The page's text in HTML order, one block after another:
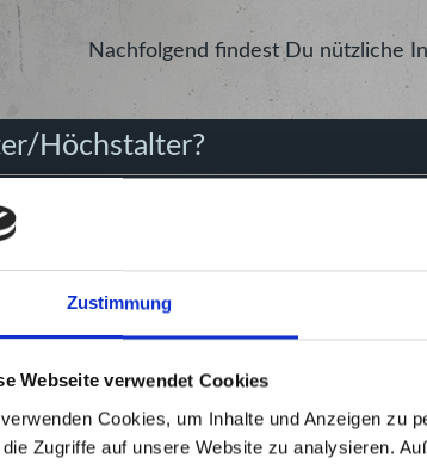
Zustimmung
Webseite verwendet Cookies
Cookies, um Inhalte und Anzeigen zu
die Zugriffe auf unsere Website zu analysieren.
Nachfolgend findest Du nützliche
Höchstalter?
gleichzeitig spielen?
Wand?
am besten?